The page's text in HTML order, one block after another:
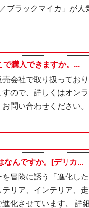
ブラックマイカ」が人
購入できますか。...
会社で取り扱っており
ので、詳しくはオン
問い合わせください。
なんですか。[デリカ...
冒険に誘う「進化し
リア、インテリア、
化させています。 詳